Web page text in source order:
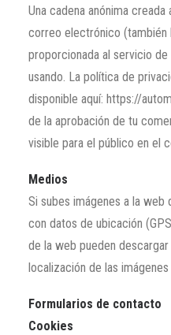
Una cadena anónima
correo electrónico (también
proporcionada al servicio
usando. La política de
disponible aquí: https://
de la aprobación de tu
visible para el público en el
Medios
Si subes imágenes a la web
con datos de ubicación
de la web pueden
localización de las
Formularios de contacto
Cookies